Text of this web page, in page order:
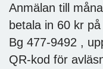
Anmälan till
betala in 60 kr
Bg 477-9492 ,
QR-kod för